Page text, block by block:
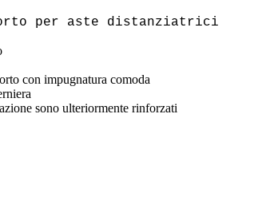
per aste distanziatrici
con impugnatura comoda
sono ulteriormente rinforzati